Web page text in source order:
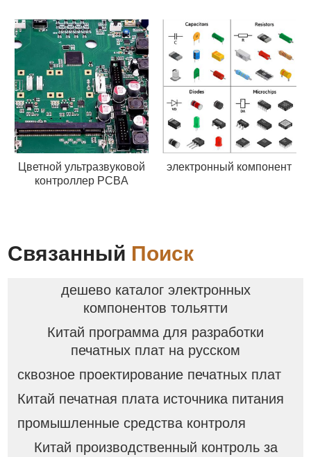
Цветной ультразвуковой
контроллер PCBA
электронный компонент
Связанный Поиск
дешево каталог электронных
компонентов тольятти
Китай программа для разработки
печатных плат на русском
сквозное проектирование печатных плат
Китай печатная плата источника питания
промышленные средства контроля
Китай производственный контроль за